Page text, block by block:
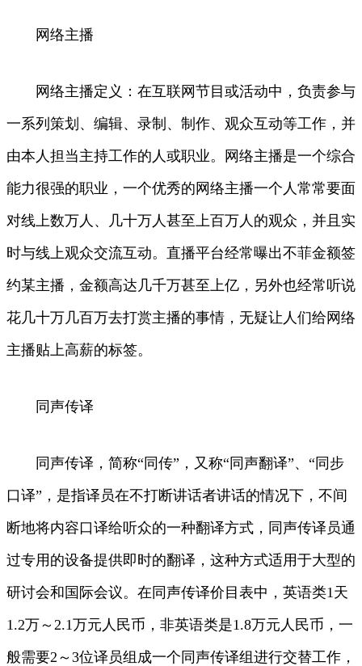
网络主播
网络主播定义：在互联网节目或活动中，负责参与
一系列策划、编辑、录制、制作、观众互动等工作，并
由本人担当主持工作的人或职业。网络主播是一个综合
能力很强的职业，一个优秀的网络主播一个人常常要面
对线上数万人、几十万人甚至上百万人的观众，并且实
时与线上观众交流互动。直播平台经常曝出不菲金额签
约某主播，金额高达几千万甚至上亿，另外也经常听说
花几十万几百万去打赏主播的事情，无疑让人们给网络
主播贴上高薪的标签。
同声传译
同声传译，简称“同传”，又称“同声翻译”、“同步
口译”，是指译员在不打断讲话者讲话的情况下，不间
断地将内容口译给听众的一种翻译方式，同声传译员通
过专用的设备提供即时的翻译，这种方式适用于大型的
研讨会和国际会议。在同声传译价目表中，英语类1天
1.2万～2.1万元人民币，非英语类是1.8万元人民币，一
般需要2～3位译员组成一个同声传译组进行交替工作，